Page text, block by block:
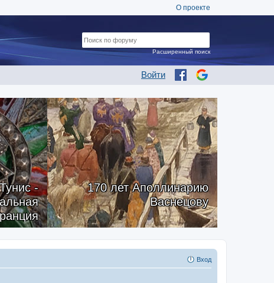
О проекте
Войти
Расширенный поиск
-
170 лет Аполлинарию
Васнецову
Вход